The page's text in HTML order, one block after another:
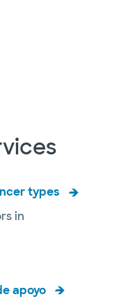
types
in
apoyo